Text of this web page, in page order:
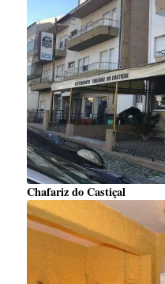
Chafariz do Castiçal